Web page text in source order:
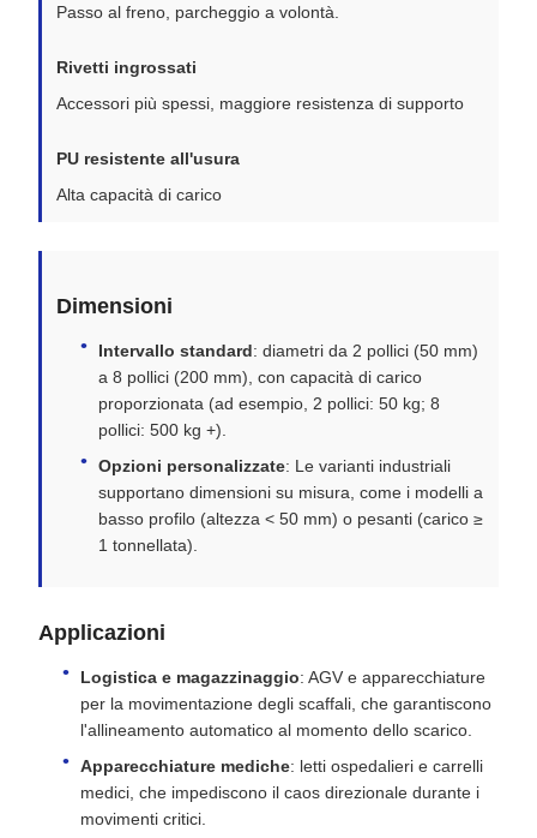
Passo al freno, parcheggio a volontà.
Rivetti ingrossati
Accessori più spessi, maggiore resistenza di supporto
PU resistente all'usura
Alta capacità di carico
Dimensioni
Intervallo standard: diametri da 2 pollici (50 mm)
a 8 pollici (200 mm), con capacità di carico
proporzionata (ad esempio, 2 pollici: 50 kg; 8
pollici: 500 kg +).
Opzioni personalizzate: Le varianti industriali
supportano dimensioni su misura, come i modelli a
basso profilo (altezza < 50 mm) o pesanti (carico ≥
1 tonnellata).
Applicazioni
Logistica e magazzinaggio: AGV e apparecchiature
per la movimentazione degli scaffali, che garantiscono
l'allineamento automatico al momento dello scarico.
Apparecchiature mediche: letti ospedalieri e carrelli
medici, che impediscono il caos direzionale durante i
movimenti critici.